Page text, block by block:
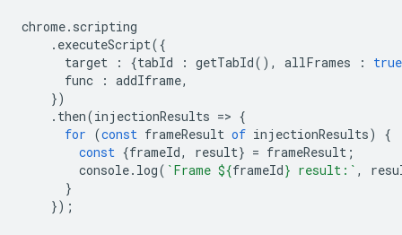
chrome. scripting
. executeScript({
target
: {tabId : getTabId(), allFrames :
true
func
: addIframe,
})
. then(injectionResults => {
for (const frameResult of injectionResults)
{
const {frameId, result} = frameResult ;
console. log( `Frame ${frameId} result:` ,
}
});